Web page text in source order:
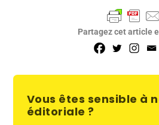
Partagez cet article
Vous êtes sensible à
éditoriale ?